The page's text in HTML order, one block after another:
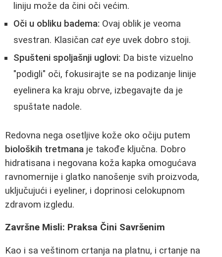
liniju može da čini oči većim.
Oči u obliku badema: Ovaj oblik je veoma
svestran. Klasičan cat eye uvek dobro stoji.
Spušteni spoljašnji uglovi: Da biste vizuelno
"podigli" oči, fokusirajte se na podizanje linije
eyelinera ka kraju obrve, izbegavajte da je
spuštate nadole.
Redovna nega osetljive kože oko očiju putem
bioloških tretmana je takođe ključna. Dobro
hidratisana i negovana koža kapka omogućava
ravnomernije i glatko nanošenje svih proizvoda,
uključujući i eyeliner, i doprinosi celokupnom
zdravom izgledu.
Završne Misli: Praksa Čini Savršenim
Kao i sa veštinom crtanja na platnu, i crtanje na